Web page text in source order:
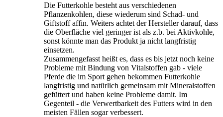
Die Futterkohle besteht aus verschiedenen
Pflanzenkohlen, diese wiederum sind Schad- und
Giftstoff affin. Weiters achtet der Hersteller darauf, dass
die Oberfläche viel geringer ist als z.b. bei Aktivkohle,
sonst könnte man das Produkt ja nicht langfristig
einsetzen.
Zusammengefasst heißt es, dass es bis jetzt noch keine
Probleme mit Bindung von Vitalstoffen gab - viele
Pferde die im Sport gehen bekommen Futterkohle
langfristig und natürlich gemeinsam mit Mineralstoffen
gefüttert und haben keine Probleme damit. Im
Gegenteil - die Verwertbarkeit des Futters wird in den
meisten Fällen sogar verbessert.